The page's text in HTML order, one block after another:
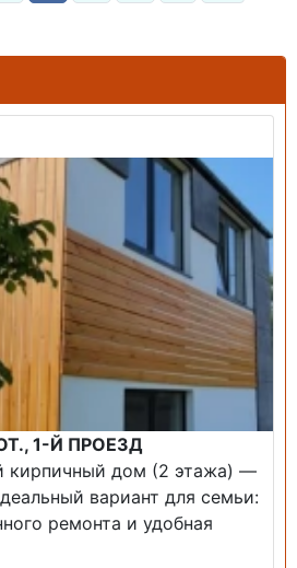
1-Й ПРОЕЗД
кирпичный дом (2 этажа) —
вариант для семьи:
ремонта и удобная